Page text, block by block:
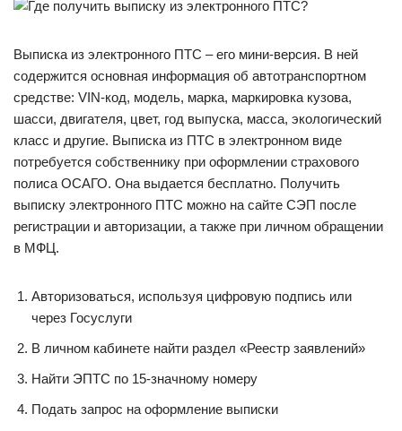
Выписка из электронного ПТС – его мини-версия. В ней
содержится основная информация об автотранспортном
средстве: VIN-код, модель, марка, маркировка кузова,
шасси, двигателя, цвет, год выпуска, масса, экологический
класс и другие. Выписка из ПТС в электронном виде
потребуется собственнику при оформлении страхового
полиса ОСАГО. Она выдается бесплатно. Получить
выписку электронного ПТС можно на сайте СЭП после
регистрации и авторизации, а также при личном обращении
в МФЦ.
Авторизоваться, используя цифровую подпись или
через Госуслуги
В личном кабинете найти раздел «Реестр заявлений»
Найти ЭПТС по 15-значному номеру
Подать запрос на оформление выписки